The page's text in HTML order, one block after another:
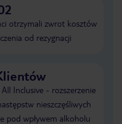
otrzymali zwrot kosztów
od rezygnacji
Inclusive - rozszerzenie
nieszczęśliwych
pod wpływem alkoholu